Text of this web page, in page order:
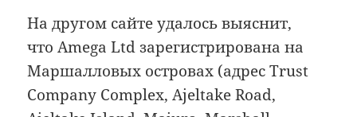
На другом сайте удалось выяснит,
что Amega Ltd зарегистрирована на
Маршалловых островах (адрес Trust
Company Complex, Ajeltake Road,